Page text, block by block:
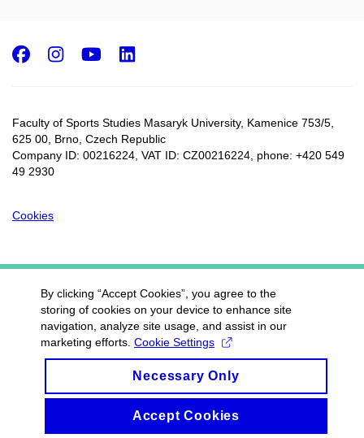
Faculty of Sports Studies Masaryk University, Kamenice 753/5​,
625 00, Brno, Czech Republic
Company ID: 00216224, VAT ID: CZ00216224, phone: +420 549
49 2930
Cookies
Facebook
Instagram
Youtube
By clicking “Accept Cookies”, you agree to the
storing of cookies on your device to enhance site
navigation, analyze site usage, and assist in our
marketing efforts. Cookie Settings
Necessary Only
Accept Cookies